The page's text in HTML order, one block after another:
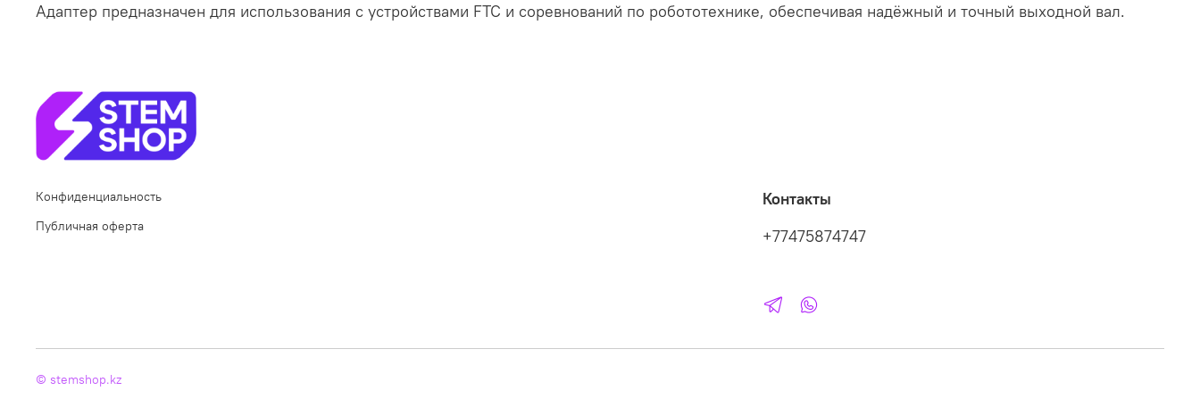
Адаптер предназначен для использования с устройствами FTC и соревнований по робототехнике, обеспечивая надёжный и точный выходной вал.
Конфиденциальность
Публичная оферта
Контакты
+77475874747
© stemshop.kz